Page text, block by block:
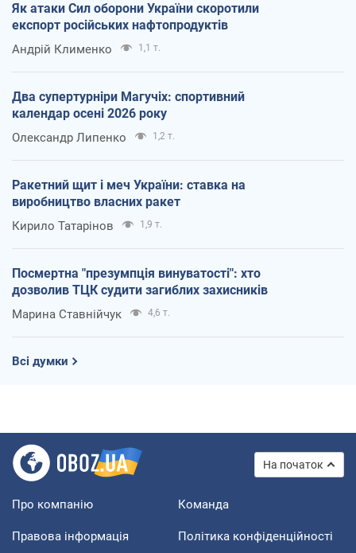
Як атаки Сил оборони України скоротили
експорт російських нафтопродуктів
Андрій Клименко 1,1 т.
Два супертурніри Магучіх: спортивний
календар осені 2026 року
Олександр Липенко 1,2 т.
Ракетний щит і меч України: ставка на
виробництво власних ракет
Кирило Татарінов 1,9 т.
Посмертна "презумпція винуватості": хто
дозволив ТЦК судити загиблих захисників
Марина Ставнійчук 4,6 т.
Всі думки
На початок
Про компанію Команда
Правова інформація Політика конфіденційності